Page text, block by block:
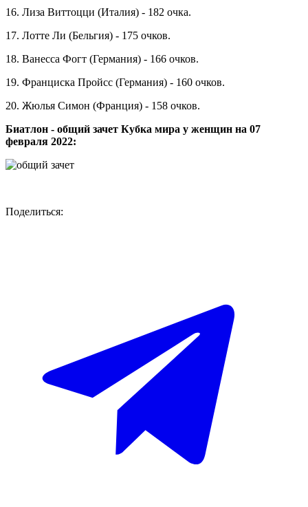
16. Лиза Виттоцци (Италия) - 182 очка.
17. Лотте Ли (Бельгия) - 175 очков.
18. Ванесса Фогт (Германия) - 166 очков.
19. Франциска Пройсс (Германия) - 160 очков.
20. Жюлья Симон (Франция) - 158 очков.
Биатлон - общий зачет Кубка мира у женщин на 07
февраля 2022:
Поделиться: